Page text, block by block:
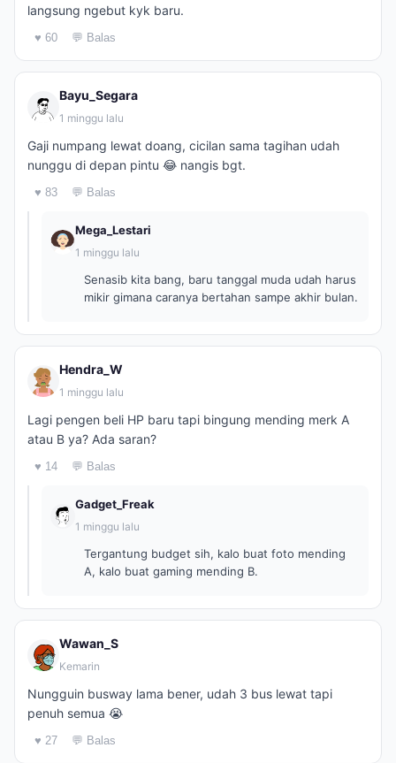
langsung ngebut kyk baru.
♥ 60 💬 Balas
Bayu_Segara
1 minggu lalu
Gaji numpang lewat doang, cicilan sama tagihan udah
nunggu di depan pintu 😂 nangis bgt.
♥ 83 💬 Balas
Mega_Lestari
1 minggu lalu
Senasib kita bang, baru tanggal muda udah harus
mikir gimana caranya bertahan sampe akhir bulan.
Hendra_W
1 minggu lalu
Lagi pengen beli HP baru tapi bingung mending merk A
atau B ya? Ada saran?
♥ 14 💬 Balas
Gadget_Freak
1 minggu lalu
Tergantung budget sih, kalo buat foto mending
A, kalo buat gaming mending B.
Wawan_S
Kemarin
Nungguin busway lama bener, udah 3 bus lewat tapi
penuh semua 😭
♥ 27 💬 Balas